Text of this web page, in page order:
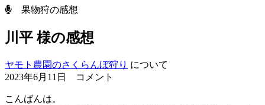
果物狩の感想
川平 様の感想
ヤモト農園のさくらんぼ狩り について
2023年6月11日 コメント
こんばんは。